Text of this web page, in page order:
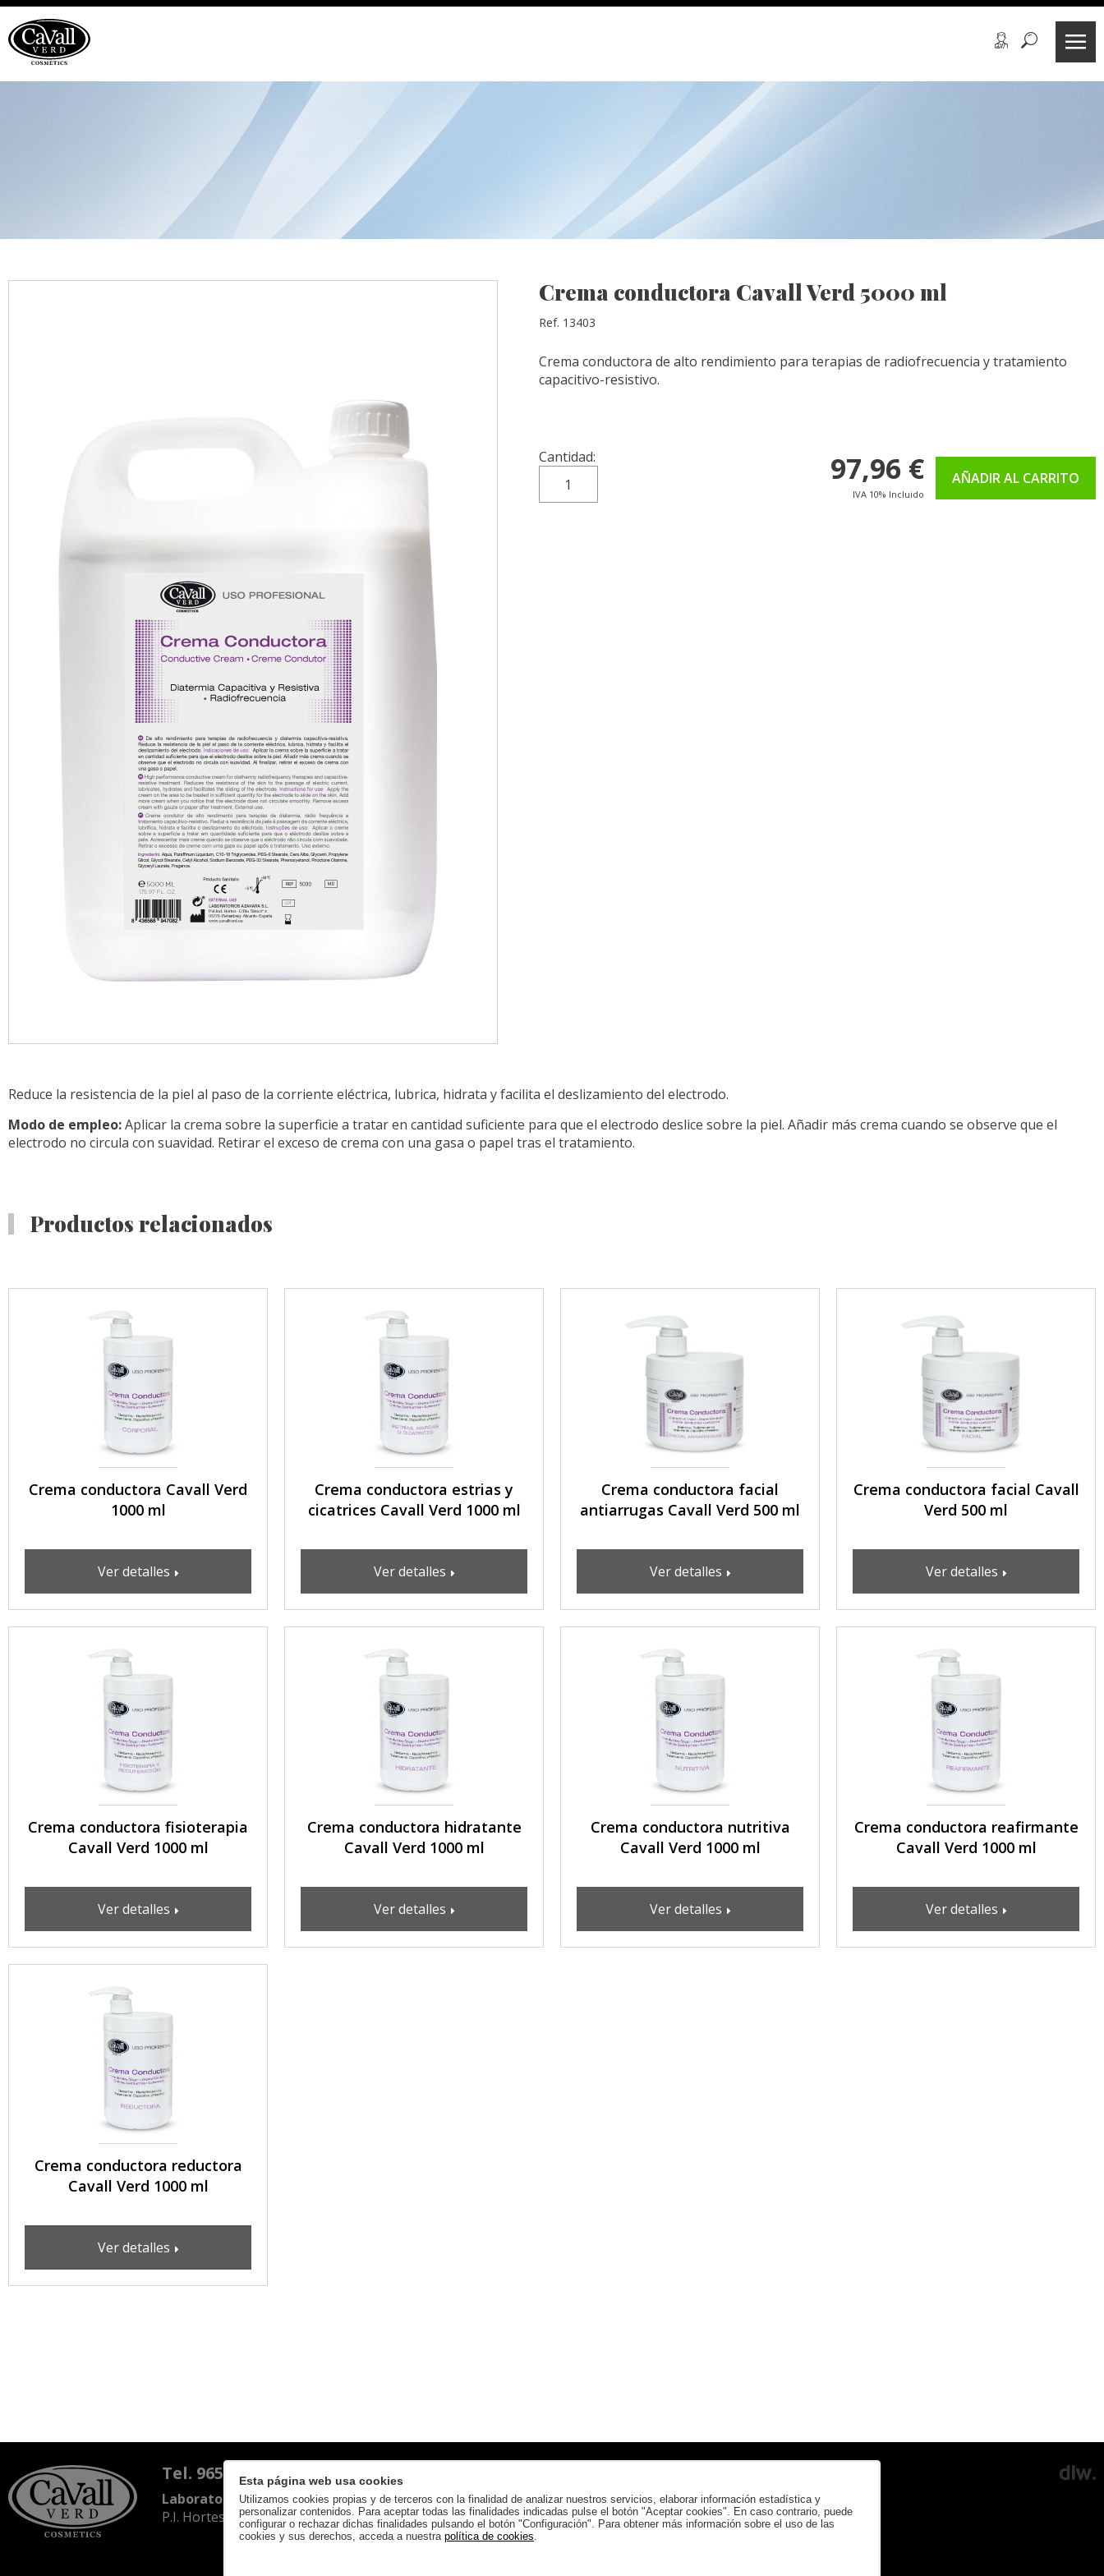
Crema conductora Cavall Verd 5000 ml
Ref. 13403
Crema conductora de alto rendimiento para terapias de radiofrecuencia y tratamiento
capacitivo-resistivo.
Cantidad: 97,96 €
IVA 10% Incluido
AÑADIR AL CARRITO
Reduce la resistencia de la piel al paso de la corriente eléctrica, lubrica, hidrata y facilita el deslizamiento del electrodo.
Modo de empleo:Aplicar la crema sobre la superficie a tratar en cantidad suficiente para que el electrodo deslice sobre la piel. Añadir más crema cuando se observe que el
electrodo no circula con suavidad. Retirar el exceso de crema con una gasa o papel tras el tratamiento.
Productos relacionados
Crema conductora Cavall Verd
1000 ml
Ver detalles
Crema conductora estrias y
cicatrices Cavall Verd 1000 ml
Ver detalles
Crema conductora facial
antiarrugas Cavall Verd 500 ml
Ver detalles
Crema conductora facial Cavall
Verd 500 ml
Ver detalles
Crema conductora fisioterapia
Cavall Verd 1000 ml
Ver detalles
Crema conductora hidratante
Cavall Verd 1000 ml
Ver detalles
Crema conductora nutritiva
Cavall Verd 1000 ml
Ver detalles
Crema conductora reafirmante
Cavall Verd 1000 ml
Ver detalles
Crema conductora reductora
Cavall Verd 1000 ml
Ver detalles
Tel. 965 766 164
Laboratorios Azahara S.L.
P.I. Hortes - C/ Riu Turia, 4-6, 03778 Beniarbeig (Alicante)
Aviso legal
Política de privacidad
Esta página web usa cookies
Utilizamos cookies propias y de terceros con la finalidad de analizar nuestros servicios, elaborar información estadística y
personalizar contenidos. Para aceptar todas las finalidades indicadas pulse el botón "Aceptar cookies". En caso contrario, puede
configurar o rechazar dichas finalidades pulsando el botón "Configuración". Para obtener más información sobre el uso de las
cookies y sus derechos, acceda a nuestra política de cookies.